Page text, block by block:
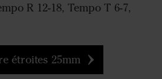
R 12-18, Tempo T 6-7,
étroites 25mm